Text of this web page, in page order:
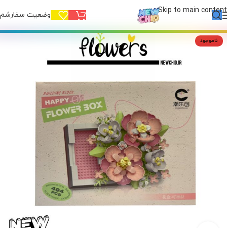
Skip to main content وضعیت
ناموجود